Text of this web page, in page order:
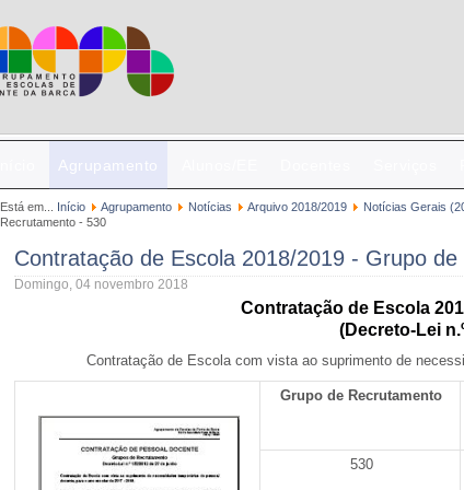
Agrupamento
Está em... Início Agrupamento Notícias Arquivo 2018/2019 Notícias Gerais
Recrutamento - 530
Contratação de Escola 2018/2019 - Grupo
Domingo, 04 novembro 2018
Contratação de Escola
(Decreto-Lei
Contratação de Escola com vista ao suprimento de
Grupo de Recrutamento
530